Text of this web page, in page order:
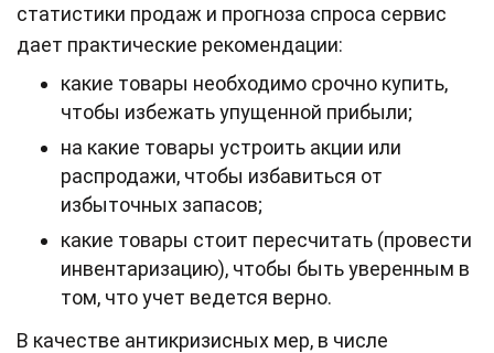
статистики продаж и прогноза спроса сервис
дает практические рекомендации:
какие товары необходимо срочно купить,
чтобы избежать упущенной прибыли;
на какие товары устроить акции или
распродажи, чтобы избавиться от
избыточных запасов;
какие товары стоит пересчитать (провести
инвентаризацию), чтобы быть уверенным в
том, что учет ведется верно.
В качестве антикризисных мер, в числе